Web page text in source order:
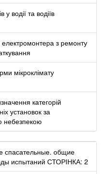
водії та водіїв
електромонтера з ремонту
мікроклімату
категорій
установок за
небезпекою
спасательные. общие
испытаний СТОРІНКА: 2